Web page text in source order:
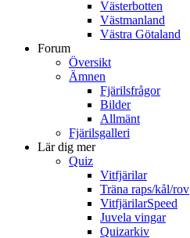
Västerbotten
Västmanland
Västra Götaland
Forum
Översikt
Ämnen
Fjärilsfrågor
Bilder
Allmänt
Fjärilsgalleri
Lär dig mer
Quiz
Vitfjärilar
Träna raps/kål/rov
VitfjärilarSpeed
Juvela vingar
Quizarkiv